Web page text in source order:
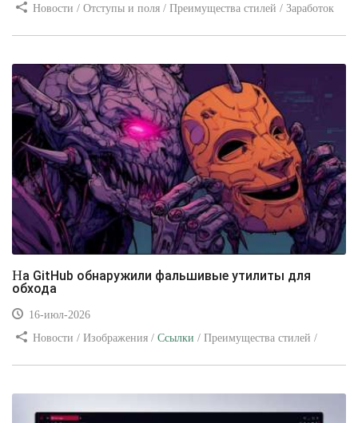
Новости / Отступы и поля / Преимущества стилей / Заработок
На GitHub обнаружили фальшивые утилиты для
обхода
16-июл-2026
Новости / Изображения / Ссылки / Преимущества стилей /